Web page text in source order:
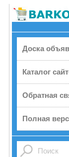
Доска
Каталог
Обратная
Полная